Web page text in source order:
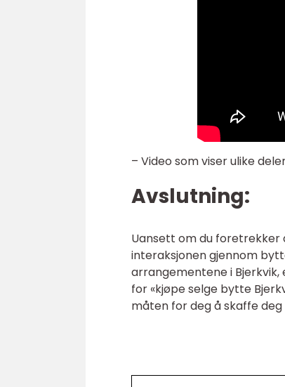
– Video som viser ulike
Avslutning:
Uansett om du foretrekker
interaksjonen gjennom
arrangementene i
for «kjøpe selge bytte
måten for deg å skaffe